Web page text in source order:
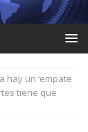
hay un ‘empate
tiene que